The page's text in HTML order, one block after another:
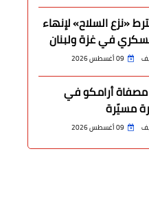
«نزع السلاح» لإنهاء
في غزة ولبنان
09 أغسطس 2026
أرامكو في
مسيّرة
09 أغسطس 2026